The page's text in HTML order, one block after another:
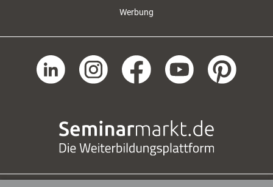
Werbung